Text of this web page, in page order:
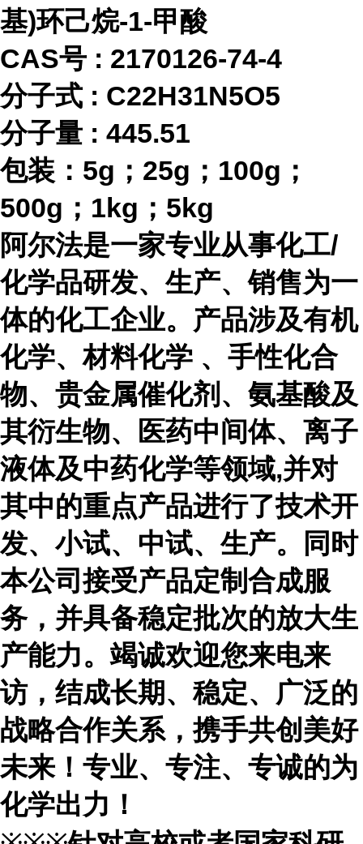
基)环己烷-1-甲酸
CAS号 : 2170126-74-4
分子式 : C22H31N5O5
分子量 : 445.51
包装： 5g；25g；100g；
500g；1kg；5kg
阿尔法是一家专业从事化工/
化学品研发、生产、销售为一
体的化工企业。产品涉及有机
化学、材料化学 、手性化合
物、贵金属催化剂、氨基酸及
其衍生物、医药中间体、离子
液体及中药化学等领域,并对
其中的重点产品进行了技术开
发、小试、中试、生产。同时
本公司接受产品定制合成服
务，并具备稳定批次的放大生
产能力。竭诚欢迎您来电来
访，结成长期、稳定、广泛的
战略合作关系，携手共创美好
未来！专业、专注、专诚的为
化学出力！